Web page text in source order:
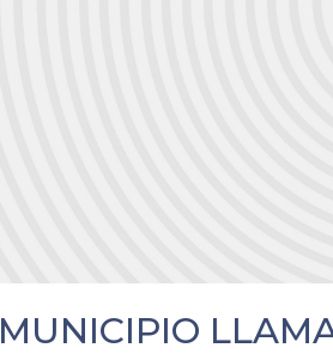
MUNICIPIO